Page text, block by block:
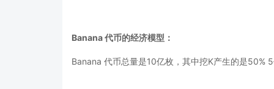
Banana 代币的经济模型：
Banana 代币总量是10亿枚，其中挖K产生的是50%